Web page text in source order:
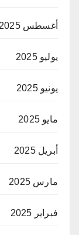
أغسطس 2025
يوليو 2025
يونيو 2025
مايو 2025
أبريل 2025
مارس 2025
فبراير 2025